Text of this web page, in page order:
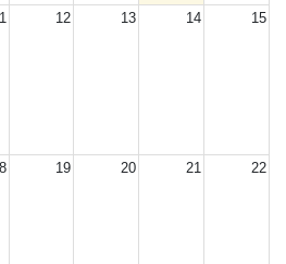
12 13 14 15
19 20 21 22